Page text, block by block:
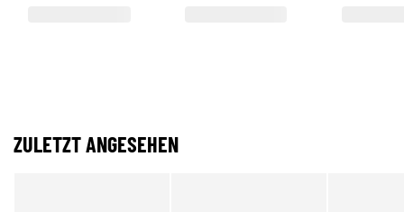
ZULETZT ANGESEHEN